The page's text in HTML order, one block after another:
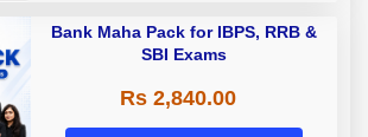
Bank Maha Pack for IBPS, RRB &
SBI Exams
Rs 2,840.00